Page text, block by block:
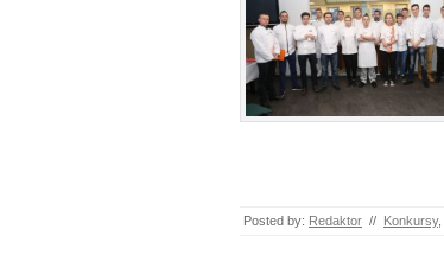
Posted by: Redaktor // Konkursy,